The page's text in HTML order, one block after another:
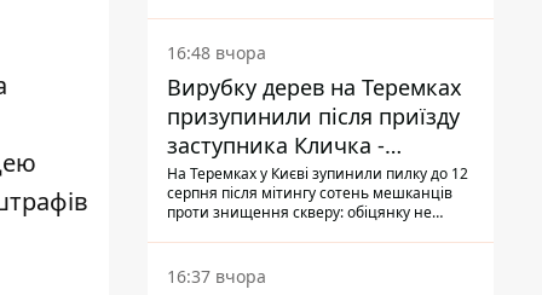
16:48 вчора
Вирубку дерев на Теремках
призупинили після приїзду
заступника Кличка -
почався діалог
На Теремках у Києві зупинили пилку до 12
серпня після мітингу сотень мешканців
проти знищення скверу: обіцянку не
прибув налагодити комунікацію
16:37 вчора